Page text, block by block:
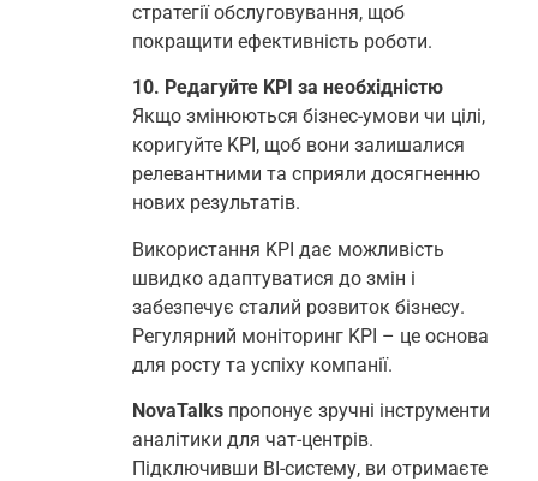
стратегії обслуговування, щоб
покращити ефективність роботи.
10. Редагуйте KPI за необхідністю
Якщо змінюються бізнес-умови чи цілі,
коригуйте KPI, щоб вони залишалися
релевантними та сприяли досягненню
нових результатів.
Використання KPI дає можливість
швидко адаптуватися до змін і
забезпечує сталий розвиток бізнесу.
Регулярний моніторинг KPI – це основа
для росту та успіху компанії.
NovaTalks пропонує зручні інструменти
аналітики для чат-центрів.
Підключивши BI-систему, ви отримаєте